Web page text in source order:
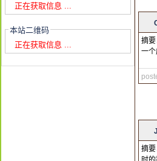
正在获取信息 ...
本站二维码
正在获取信息 ...
摘
一
摘